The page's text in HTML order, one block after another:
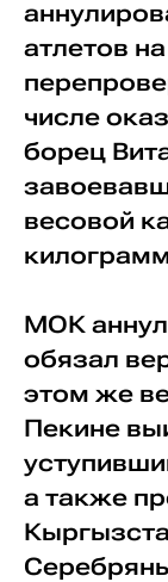
атлетов
числе
борец
весовой
МОК
обязал
этом же
Пекине
а также